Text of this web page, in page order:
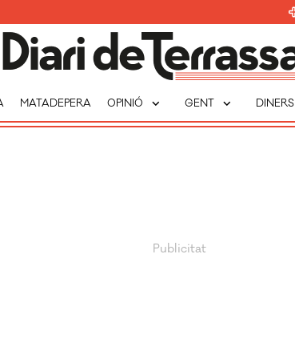
MATADEPERA OPINIÓ expand_more GENT expand_more DINERS